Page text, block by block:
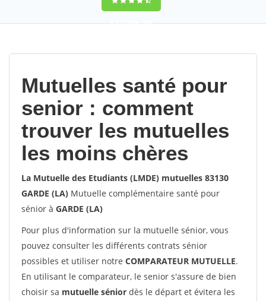
9,2(100%)452
Mutuelles santé pour
senior : comment
trouver les mutuelles
les moins chères
La Mutuelle des Etudiants (LMDE) mutuelles 83130
GARDE (LA) Mutuelle complémentaire santé pour
sénior à GARDE (LA)
Pour plus d'information sur la mutuelle sénior, vous
pouvez consulter les différents contrats sénior
possibles et utiliser notre COMPARATEUR MUTUELLE.
En utilisant le comparateur, le senior s'assure de bien
choisir sa mutuelle sénior dès le départ et évitera les